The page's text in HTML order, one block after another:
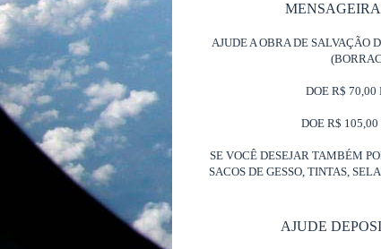
AJUDE A OBRA DE SALVAÇÃO
DOE R$ 70,00
DOE R$
SE VOCÊ DESEJAR TAMBÉM
SACOS DE GESSO, TINTAS,
AJUDE